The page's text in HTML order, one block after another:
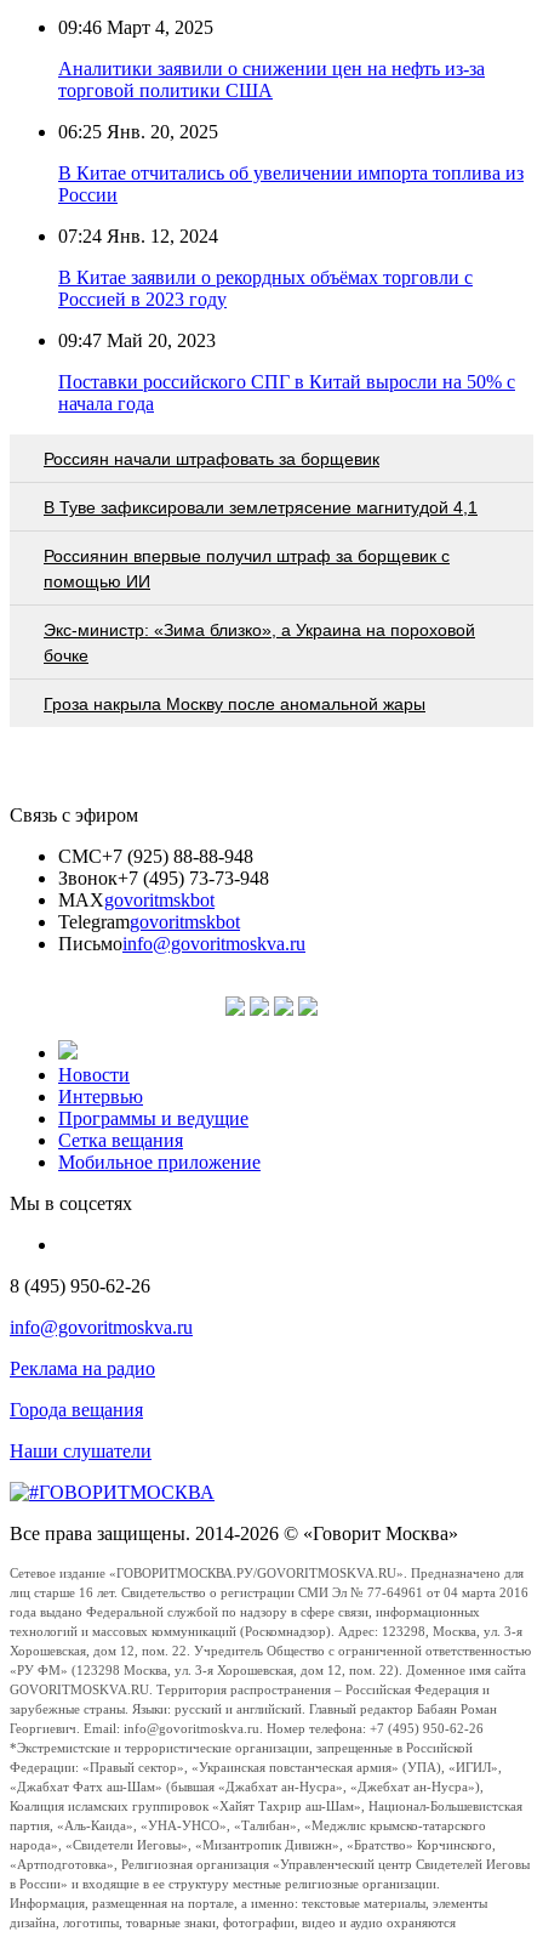
09:46 Март 4, 2025
Аналитики заявили о снижении цен на нефть из-за
торговой политики США
06:25 Янв. 20, 2025
В Китае отчитались об увеличении импорта топлива из
России
07:24 Янв. 12, 2024
В Китае заявили о рекордных объёмах торговли с
Россией в 2023 году
09:47 Май 20, 2023
Поставки российского СПГ в Китай выросли на 50% с
начала года
Россиян начали штрафовать за борщевик
В Туве зафиксировали землетрясение магнитудой 4,1
Россиянин впервые получил штраф за борщевик с
помощью ИИ
Экс-министр: «Зима близко», а Украина на пороховой
бочке
Гроза накрыла Москву после аномальной жары
Связь с эфиром
СМС+7 (925) 88-88-948
Звонок+7 (495) 73-73-948
MAXgovoritmskbot
Telegramgovoritmskbot
Письмоinfo@govoritmoskva.ru
Новости
Интервью
Программы и ведущие
Сетка вещания
Мобильное приложение
Мы в соцсетях
8 (495) 950-62-26
info@govoritmoskva.ru
Реклама на радио
Города вещания
Наши слушатели
Все права защищены. 2014-2026 © «Говорит Москва»
Сетевое издание «ГОВОРИТМОСКВА.РУ/GOVORITMOSKVA.RU». Предназначено для
лиц старше 16 лет. Свидетельство о регистрации СМИ Эл № 77-64961 от 04 марта 2016
года выдано Федеральной службой по надзору в сфере связи, информационных
технологий и массовых коммуникаций (Роскомнадзор). Адрес: 123298, Москва, ул. 3-я
Хорошевская, дом 12, пом. 22. Учредитель Общество с ограниченной ответственностью
«РУ ФМ» (123298 Москва, ул. 3-я Хорошевская, дом 12, пом. 22). Доменное имя сайта
GOVORITMOSKVA.RU. Территория распространения – Российская Федерация и
зарубежные страны. Языки: русский и английский. Главный редактор Бабаян Роман
Георгиевич. Email: info@govoritmoskva.ru. Номер телефона: +7 (495) 950-62-26
*Экстремистские и террористические организации, запрещенные в Российской
Федерации: «Правый сектор», «Украинская повстанческая армия» (УПА), «ИГИЛ»,
«Джабхат Фатх аш-Шам» (бывшая «Джабхат ан-Нусра», «Джебхат ан-Нусра»),
Коалиция исламских группировок «Хайят Тахрир аш-Шам», Национал-Большевистская
партия, «Аль-Каида», «УНА-УНСО», «Талибан», «Меджлис крымско-татарского
народа», «Свидетели Иеговы», «Мизантропик Дивижн», «Братство» Корчинского,
«Артподготовка», Религиозная организация «Управленческий центр Свидетелей Иеговы
в России» и входящие в ее структуру местные религиозные организации.
Информация, размещенная на портале, а именно: текстовые материалы, элементы
дизайна, логотипы, товарные знаки, фотографии, видео и аудио охраняются